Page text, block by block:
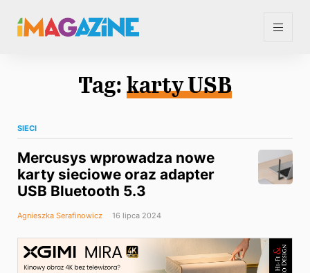
Tag: karty USB
SIECI
Mercusys wprowadza nowe
karty sieciowe oraz adapter
USB Bluetooth 5.3
Agnieszka Serafinowicz 16 lipca 2024